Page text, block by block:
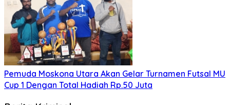
Pemuda Moskona Utara Akan Gelar Turnamen Futsal MU
Cup 1 Dengan Total Hadiah Rp.50 Juta